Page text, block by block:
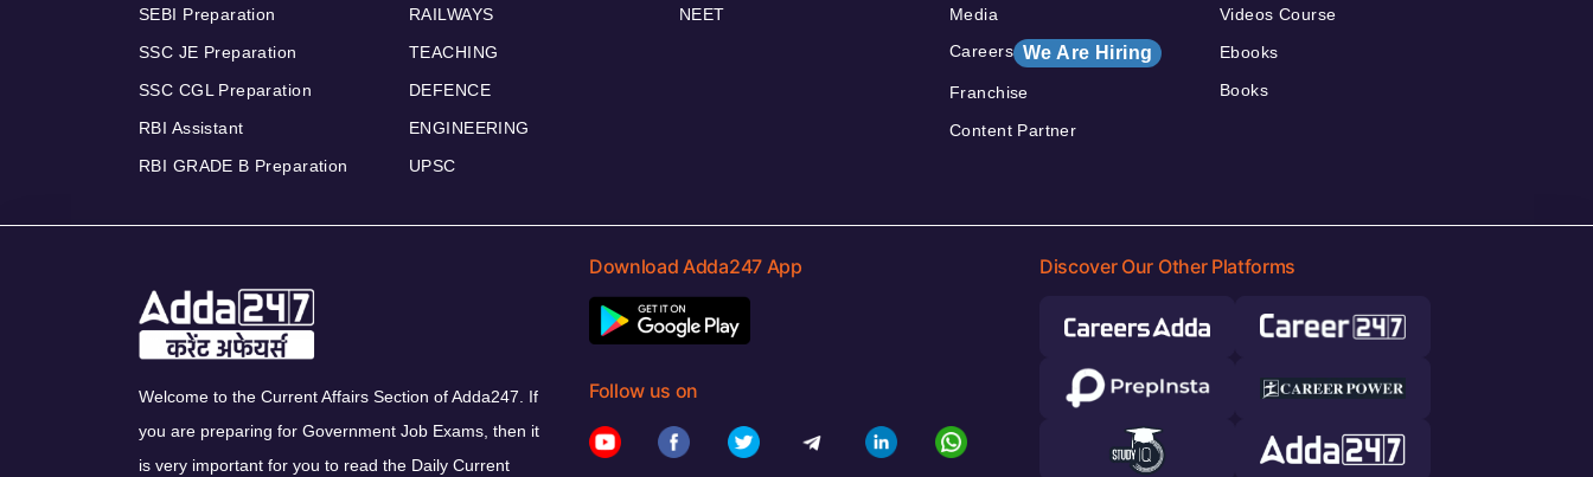
SEBI Preparation
SSC JE Preparation
SSC CGL Preparation
RBI Assistant
RBI GRADE B Preparation
RAILWAYS
TEACHING
DEFENCE
ENGINEERING
UPSC
NEET
Media
Careers We Are Hiring
Franchise
Content Partner
Videos Course
Ebooks
Books
Welcome to the Current Affairs Section of Adda247. If
you are preparing for Government Job Exams, then it
is very important for you to read the Daily Current
Download Adda247 App
Follow us on
Discover Our Other Platforms